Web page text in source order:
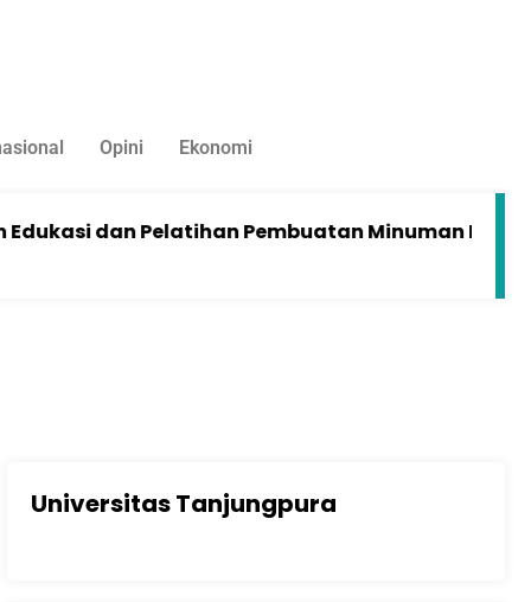
Opini Ekonomi
Pelatihan Pembuatan Minuman Herbal
Universitas Tanjungpura